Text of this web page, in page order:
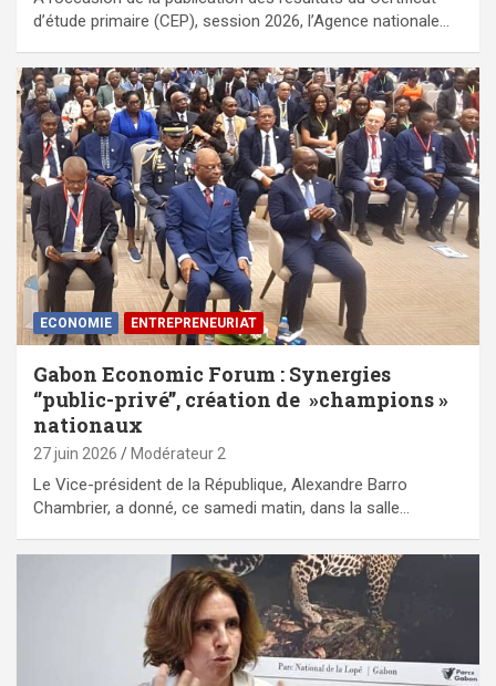
d’étude primaire (CEP), session 2026, l’Agence nationale…
ECONOMIE ENTREPRENEURIAT
Gabon Economic Forum : Synergies
‘’public-privé’’, création de »champions »
nationaux
27 juin 2026 Modérateur 2
Le Vice-président de la République, Alexandre Barro
Chambrier, a donné, ce samedi matin, dans la salle…